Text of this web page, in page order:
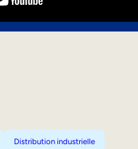
Distribution industrielle